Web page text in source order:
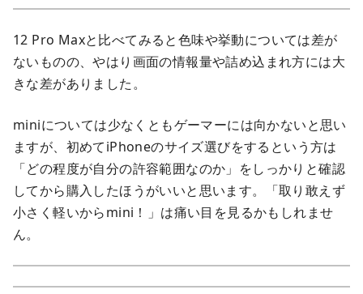
12 Pro Maxと比べてみると色味や挙動については差が
ないものの、やはり画面の情報量や詰め込まれ方には大
きな差がありました。
miniについては少なくともゲーマーには向かないと思い
ますが、初めてiPhoneのサイズ選びをするという方は
「どの程度が自分の許容範囲なのか」をしっかりと確認
してから購入したほうがいいと思います。「取り敢えず
小さく軽いからmini！」は痛い目を見るかもしれませ
ん。